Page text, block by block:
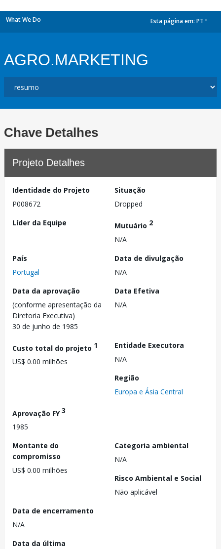
What We Do Esta página em: PT
AGRO.MARKETING
Chave Detalhes
Projeto Detalhes
Identidade do Projeto
P008672
Situação
Dropped
Líder da Equipe
Mutuário 2
N/A
País
Portugal
Data de divulgação
N/A
Data da aprovação
(conforme apresentação da
Diretoria Executiva)
30 de junho de 1985
Data Efetiva
N/A
Custo total do projeto 1
US$ 0.00 milhões
Entidade Executora
N/A
Região
Europa e Ásia Central
Aprovação FY3
1985
Montante do
compromisso
US$ 0.00 milhões
Categoria ambiental
N/A
Risco Ambiental e Social
Não aplicável
Data de encerramento
N/A
Data da última